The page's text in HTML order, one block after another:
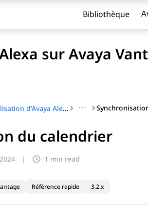
Bibliothèque
sur Avaya
Référence rapide : Utilisation d’Avaya Alexa sur Avaya Vantage™ ···
du calendrier
| 1 min read
Référence rapide 3.2.x